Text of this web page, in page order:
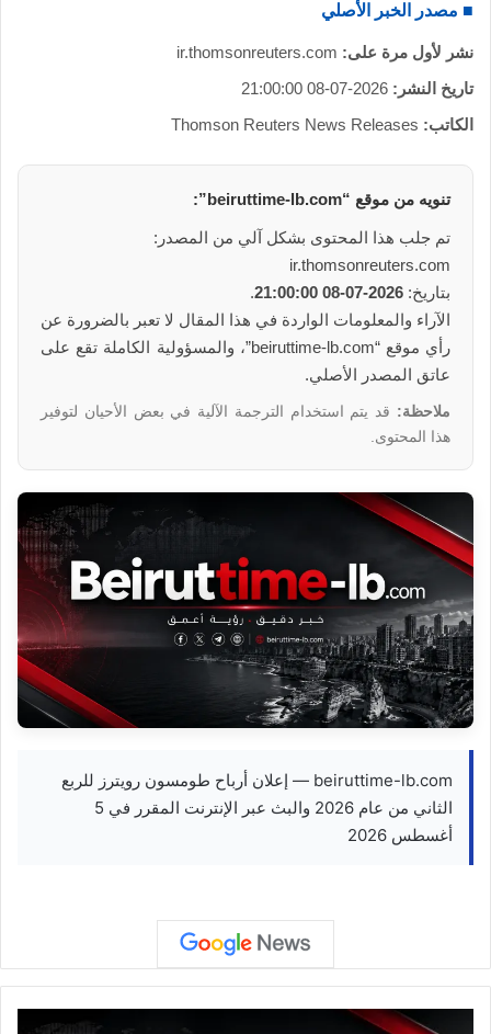
■ مصدر الخبر الأصلي
نشر لأول مرة على: ir.thomsonreuters.com
تاريخ النشر: 2026-07-08 21:00:00
الكاتب: Thomson Reuters News Releases
تنويه من موقع “beiruttime-lb.com”:
تم جلب هذا المحتوى بشكل آلي من المصدر:
ir.thomsonreuters.com
بتاريخ: 2026-07-08 21:00:00
.
الآراء والمعلومات الواردة في هذا المقال لا تعبر بالضرورة عن
رأي موقع “beiruttime-lb.com”، والمسؤولية الكاملة تقع على
عاتق المصدر الأصلي.
ملاحظة: قد يتم استخدام الترجمة الآلية في بعض الأحيان لتوفير
هذا المحتوى.
beiruttime-lb.com — إعلان أرباح طومسون رويترز للربع
الثاني من عام 2026 والبث عبر الإنترنت المقرر في 5
أغسطس 2026